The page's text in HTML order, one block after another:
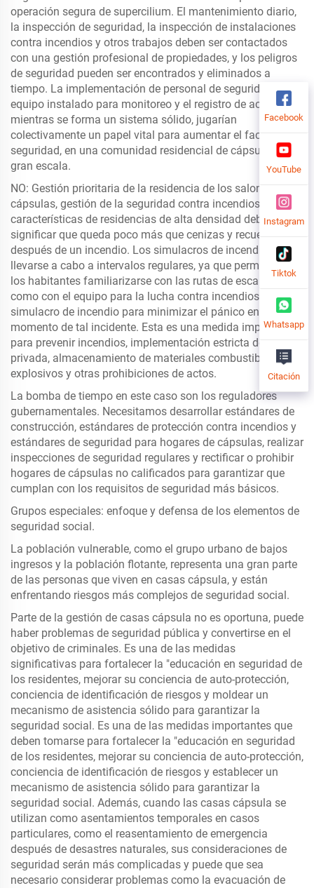
operación segura de supercilium. El mantenimiento diario,
la inspección de seguridad, la inspección de instalaciones
contra incendios y otros trabajos deben ser contactados
con una gestión profesional de propiedades, y los peligros
de seguridad pueden ser encontrados y eliminados a
tiempo. La implementación de personal de seguridad, el
equipo instalado para monitoreo y el registro de acceso,
mientras se forma un sistema sólido, jugarían
colectivamente un papel vital para aumentar el factor de
seguridad, en una comunidad residencial de cápsulas a
gran escala.
NO: Gestión prioritaria de la residencia de los salones de
cápsulas, gestión de la seguridad contra incendios. Sus
características de residencias de alta densidad deberían
significar que queda poco más que cenizas y recuerdos
después de un incendio. Los simulacros de incendio deben
llevarse a cabo a intervalos regulares, ya que permiten a
los habitantes familiarizarse con las rutas de escape, así
como con el equipo para la lucha contra incendios y el
simulacro de incendio para minimizar el pánico en el
momento de tal incidente. Esta es una medida importante
para prevenir incendios, implementación estricta de la línea
privada, almacenamiento de materiales combustibles y
explosivos y otras prohibiciones de actos.
La bomba de tiempo en este caso son los reguladores
gubernamentales. Necesitamos desarrollar estándares de
construcción, estándares de protección contra incendios y
estándares de seguridad para hogares de cápsulas, realizar
inspecciones de seguridad regulares y rectificar o prohibir
hogares de cápsulas no calificados para garantizar que
cumplan con los requisitos de seguridad más básicos.
Grupos especiales: enfoque y defensa de los elementos de
seguridad social.
La población vulnerable, como el grupo urbano de bajos
ingresos y la población flotante, representa una gran parte
de las personas que viven en casas cápsula, y están
enfrentando riesgos más complejos de seguridad social.
Parte de la gestión de casas cápsula no es oportuna, puede
haber problemas de seguridad pública y convertirse en el
objetivo de criminales. Es una de las medidas
significativas para fortalecer la "educación en seguridad de
los residentes, mejorar su conciencia de auto-protección,
conciencia de identificación de riesgos y moldear un
mecanismo de asistencia sólido para garantizar la
seguridad social. Es una de las medidas importantes que
deben tomarse para fortalecer la "educación en seguridad
de los residentes, mejorar su conciencia de auto-protección,
conciencia de identificación de riesgos y establecer un
mecanismo de asistencia sólido para garantizar la
seguridad social. Además, cuando las casas cápsula se
utilizan como asentamientos temporales en casos
particulares, como el reasentamiento de emergencia
después de desastres naturales, sus consideraciones de
seguridad serán más complicadas y puede que sea
necesario considerar problemas como la evacuación de
Facebook
YouTube
Instagram
Tiktok
Whatsapp
Citación